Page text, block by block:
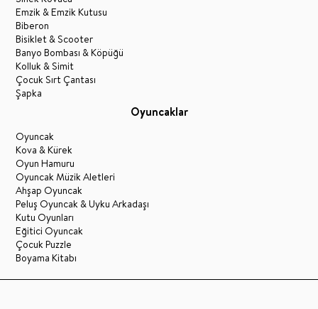
Emzik & Emzik Kutusu
Biberon
Bisiklet & Scooter
Banyo Bombası & Köpüğü
Kolluk & Simit
Çocuk Sırt Çantası
Şapka
Oyuncaklar
Oyuncak
Kova & Kürek
Oyun Hamuru
Oyuncak Müzik Aletleri
Ahşap Oyuncak
Peluş Oyuncak & Uyku Arkadaşı
Kutu Oyunları
Eğitici Oyuncak
Çocuk Puzzle
Boyama Kitabı